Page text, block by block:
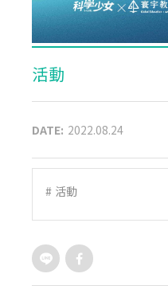
活動
DATE: 2022.08.24
# 活動